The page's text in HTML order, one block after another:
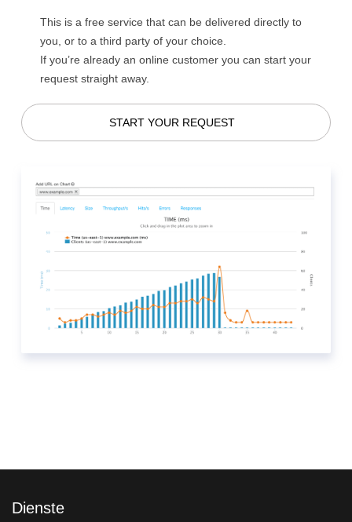
This is a free service that can be delivered directly to
you, or to a third party of your choice.
If you’re already an online customer you can start your
request straight away.
START YOUR REQUEST
Dienste